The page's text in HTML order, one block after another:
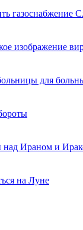
газоснабжение
изображение
для
над Ираном и
на Луне